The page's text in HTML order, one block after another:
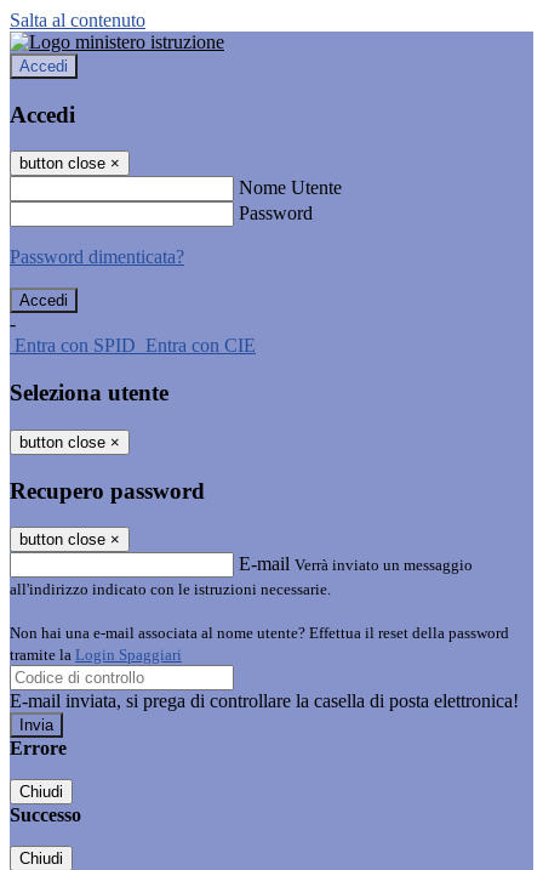
Salta al contenuto
Accedi
Accedi
button close ×
Nome Utente
Password
Password dimenticata?
-
Entra con SPID Entra con CIE
Seleziona utente
button close ×
Recupero password
button close ×
E-mail Verrà inviato un messaggio
all'indirizzo indicato con le istruzioni necessarie.
Non hai una e-mail associata al nome utente? Effettua il reset della password
tramite la Login Spaggiari
E-mail inviata, si prega di controllare la casella di posta elettronica!
Errore
Chiudi
Successo
Chiudi